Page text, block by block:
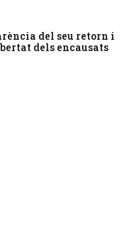
del seu retorn i
dels encausats